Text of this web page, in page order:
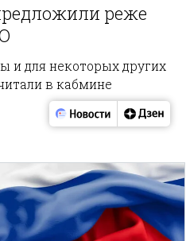
реже
и для некоторых других
в кабмине